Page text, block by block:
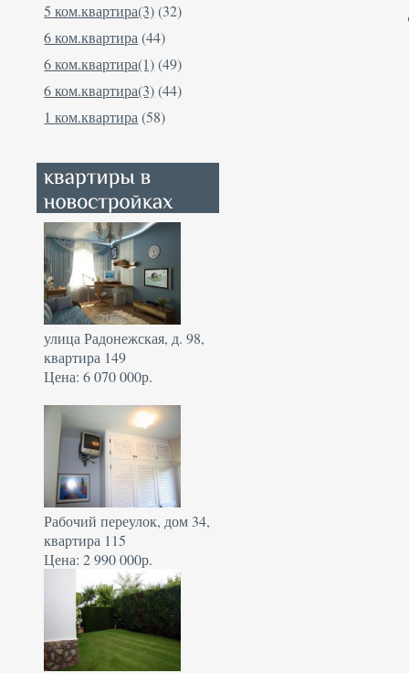
5 ком.квартира(3)(32)
6 ком.квартира (44)
6 ком.квартира(1)(49)
6 ком.квартира(3)(44)
1 ком.квартира (58)
улица Радонежская, д. 98,
квартира 149
Цена: 6 070 000р.
Рабочий переулок, дом 34,
квартира 115
Цена: 2 990 000р.